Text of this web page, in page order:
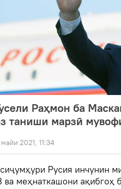
Раҳмон ба
таниши марзӣ
2021, 11:34
Русия инчунин
ва меҳнаткашони ақибгоҳ